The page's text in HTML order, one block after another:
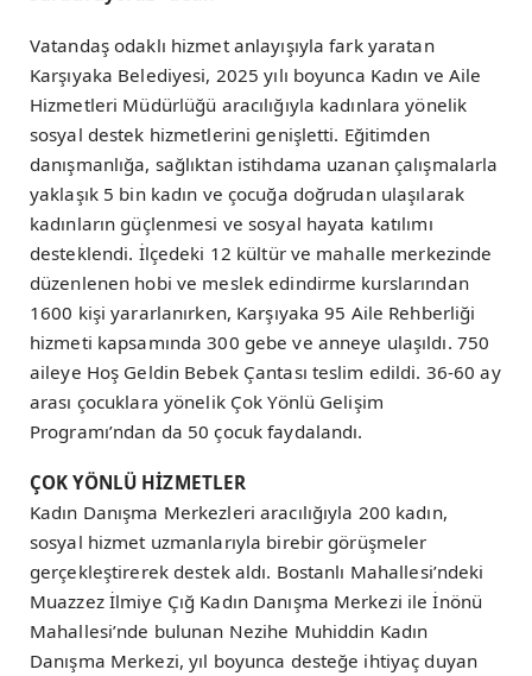
Vatandaş odaklı hizmet anlayışıyla fark yaratan
Karşıyaka Belediyesi, 2025 yılı boyunca Kadın ve Aile
Hizmetleri Müdürlüğü aracılığıyla kadınlara yönelik
sosyal destek hizmetlerini genişletti. Eğitimden
danışmanlığa, sağlıktan istihdama uzanan çalışmalarla
yaklaşık 5 bin kadın ve çocuğa doğrudan ulaşılarak
kadınların güçlenmesi ve sosyal hayata katılımı
desteklendi. İlçedeki 12 kültür ve mahalle merkezinde
düzenlenen hobi ve meslek edindirme kurslarından
1600 kişi yararlanırken, Karşıyaka 95 Aile Rehberliği
hizmeti kapsamında 300 gebe ve anneye ulaşıldı. 750
aileye Hoş Geldin Bebek Çantası teslim edildi. 36-60 ay
arası çocuklara yönelik Çok Yönlü Gelişim
Programı’ndan da 50 çocuk faydalandı.
ÇOK YÖNLÜ HİZMETLER
Kadın Danışma Merkezleri aracılığıyla 200 kadın,
sosyal hizmet uzmanlarıyla birebir görüşmeler
gerçekleştirerek destek aldı. Bostanlı Mahallesi’ndeki
Muazzez İlmiye Çığ Kadın Danışma Merkezi ile İnönü
Mahallesi’nde bulunan Nezihe Muhiddin Kadın
Danışma Merkezi, yıl boyunca desteğe ihtiyaç duyan